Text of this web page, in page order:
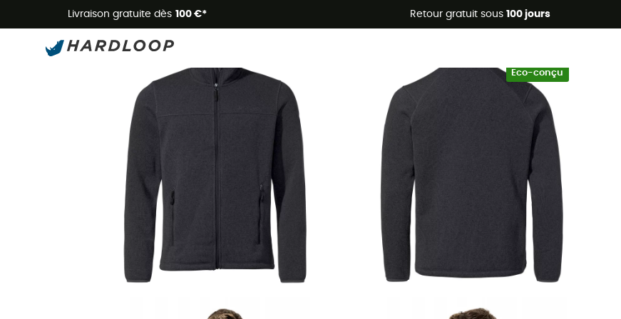
Livraison gratuite dès 100 €* Retour gratuit sous 100 jours
Promos d'été 🔥 -5 % EXTRA dès 2 produits* code Summer5
Eco-conçu